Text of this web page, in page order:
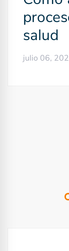
salud
julio 06,